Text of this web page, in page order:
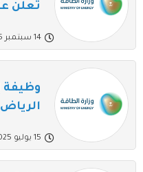
تعلن
14 سبتمبر 2025
وظيفة
15 يوليو 2025